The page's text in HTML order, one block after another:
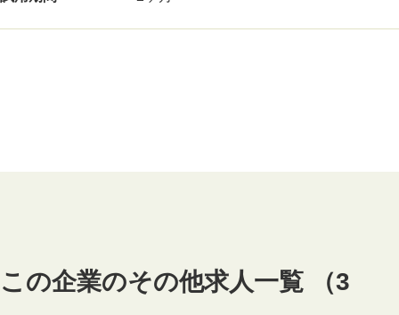
この企業のその他求人一覧 （3